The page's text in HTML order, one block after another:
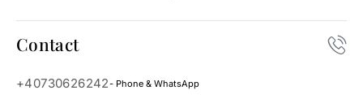
Contact
+40730626242- Phone & WhatsApp